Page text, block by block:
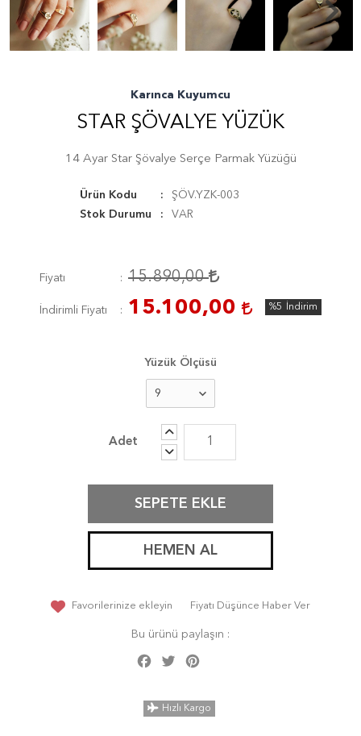
Karınca Kuyumcu
STAR ŞÖVALYE YÜZÜK
14 Ayar Star Şövalye Serçe Parmak Yüzüğü
Ürün Kodu
ŞÖV.YZK-003
Stok Durumu
VAR
Fiyatı 15.890,00
İndirimli Fiyatı 15.100,00 %5 İndirim
Yüzük Ölçüsü
SEPETE EKLE
HEMEN AL
Favorilerinize ekleyin Fiyatı Düşünce Haber Ver
Bu ürünü paylaşın :
Facebook
Twitter
Hızlı Kargo